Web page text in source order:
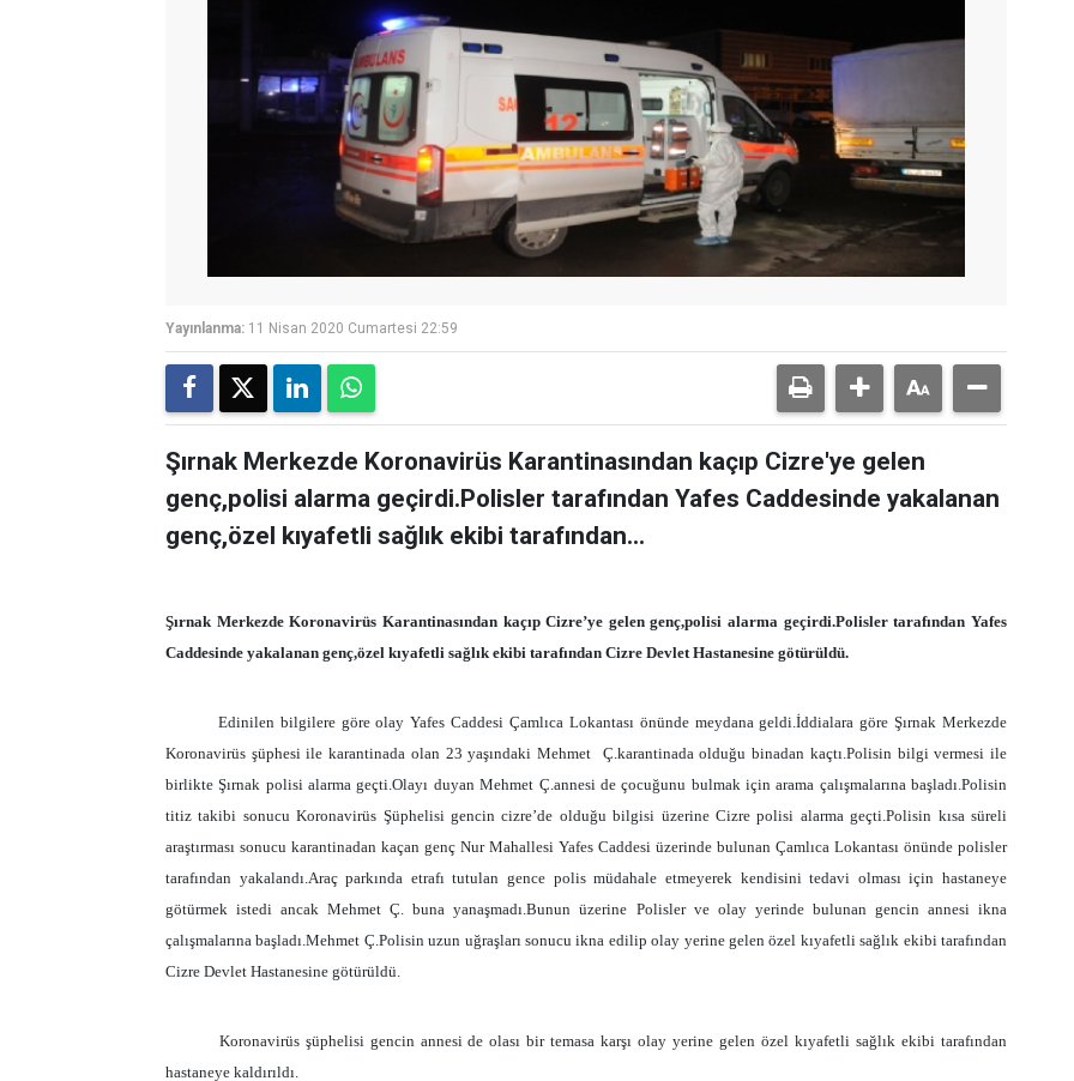
Yayınlanma: 11 Nisan 2020 Cumartesi 22:59
Şırnak Merkezde Koronavirüs Karantinasından kaçıp Cizre'ye gelen
genç,polisi alarma geçirdi.Polisler tarafından Yafes Caddesinde yakalanan
genç,özel kıyafetli sağlık ekibi tarafından...
Şırnak Merkezde Koronavirüs Karantinasından kaçıp Cizre’ye gelen genç,polisi alarma geçirdi.Polisler tarafından Yafes
Caddesinde yakalanan genç,özel kıyafetli sağlık ekibi tarafından Cizre Devlet Hastanesine götürüldü.
Edinilen bilgilere göre olay Yafes Caddesi Çamlıca Lokantası önünde meydana geldi.İddialara göre Şırnak Merkezde
Koronavirüs şüphesi ile karantinada olan 23 yaşındaki Mehmet
Ç.karantinada olduğu binadan kaçtı.Polisin bilgi vermesi ile
birlikte Şırnak polisi alarma geçti.Olayı duyan Mehmet Ç.annesi de çocuğunu bulmak için arama çalışmalarına başladı.Polisin
titiz takibi sonucu Koronavirüs Şüphelisi gencin cizre’de olduğu bilgisi üzerine Cizre polisi alarma geçti.Polisin kısa süreli
araştırması sonucu karantinadan kaçan genç Nur Mahallesi Yafes Caddesi üzerinde bulunan Çamlıca Lokantası önünde polisler
tarafından yakalandı.Araç parkında etrafı tutulan gence polis müdahale etmeyerek kendisini tedavi olması için hastaneye
götürmek istedi ancak Mehmet Ç. buna yanaşmadı.Bunun üzerine Polisler ve olay yerinde bulunan gencin annesi ikna
çalışmalarına başladı.Mehmet Ç.Polisin uzun uğraşları sonucu ikna edilip olay yerine gelen özel kıyafetli sağlık ekibi tarafından
Cizre Devlet Hastanesine götürüldü.
Koronavirüs şüphelisi gencin annesi de olası bir temasa karşı olay yerine gelen özel kıyafetli sağlık ekibi tarafından
hastaneye kaldırıldı.